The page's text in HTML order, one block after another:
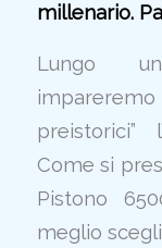
millenario.
Lungo
preistorici”
Come si
Pistono
meglio